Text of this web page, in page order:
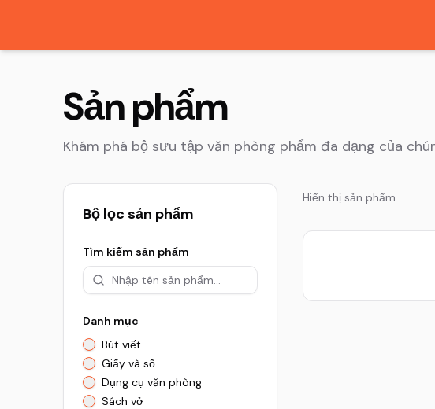
Sản phẩm
Khám phá bộ sưu tập văn phòng phẩm đa dạng của
Bộ lọc sản phẩm
Tìm kiếm sản phẩm
Danh mục
Bút viết
Giấy và sổ
Dụng cụ văn phòng
Sách vở
Hiển thị sản phẩm